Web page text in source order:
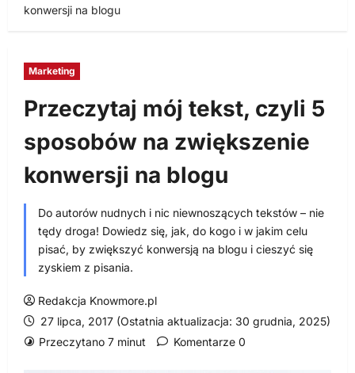
konwersji na blogu
Marketing
Przeczytaj mój tekst, czyli 5
sposobów na zwiększenie
konwersji na blogu
Do autorów nudnych i nic niewnoszących tekstów – nie
tędy droga! Dowiedz się, jak, do kogo i w jakim celu
pisać, by zwiększyć konwersją na blogu i cieszyć się
zyskiem z pisania.
Redakcja Knowmore.pl
27 lipca, 2017 (Ostatnia aktualizacja: 30 grudnia, 2025)
Przeczytano 7 minut
Komentarze 0